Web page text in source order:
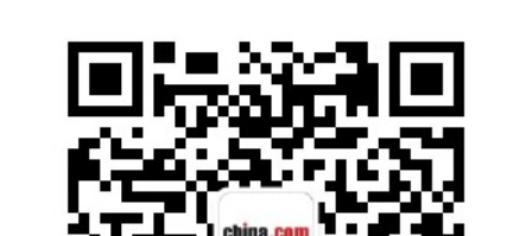
闷，与“国民出行精品车”一起慢享惬意精致的
潮趣生活。